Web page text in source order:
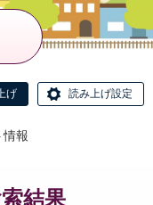
げ 読み上げ設定
情報
結果